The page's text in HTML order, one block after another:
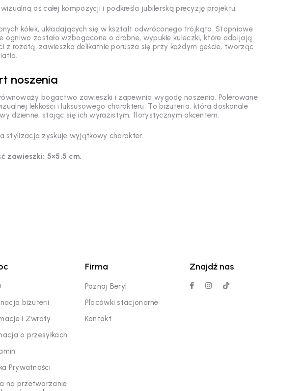
oś całej kompozycji i podkreśla jubilerską precyzję projektu.
kółek, układających się w kształt odwróconego trójkąta. Stopniowe
zostało wzbogacone o drobne, wypukłe kuleczki, które odbijają
z rozetą, zawieszka delikatnie porusza się przy każdym geście, tworząc
noszenia
bogactwo zawieszki i zapewnia wygodę noszenia. Polerowane
lekkości i luksusowego charakteru. To biżuteria, która doskonale
dzienne, stając się ich wyrazistym, florystycznym akcentem.
stylizacja zyskuje wyjątkowy charakter.
zawieszki: 5×5,5 cm.
biżuterii
i Zwroty
o przesyłkach
Prywatności
na przetwarzanie
Firma
Poznaj Beryl
Placówki stacjonarne
Kontakt
Znajdź nas